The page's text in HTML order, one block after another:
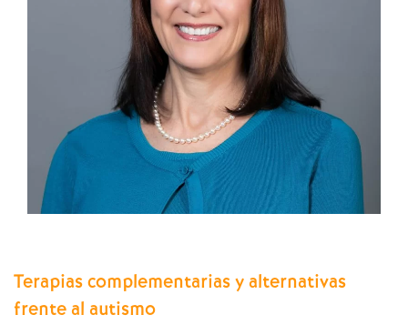
Terapias complementarias y alternativas
frente al autismo